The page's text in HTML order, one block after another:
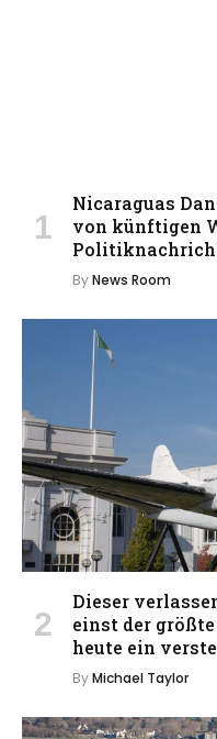
Nicaraguas
von künftigen
ByNews Room
Dieser
einst der
heute ein
ByMichael Taylor